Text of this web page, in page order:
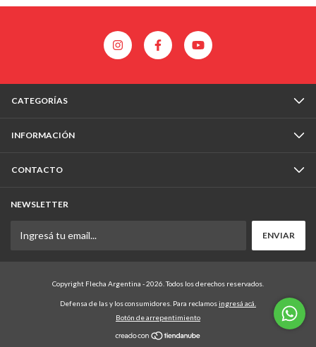
CATEGORÍAS
INFORMACIÓN
CONTACTO
NEWSLETTER
Copyright Flecha Argentina - 2026. Todos los derechos reservados.
Defensa de las y los consumidores. Para reclamosingresá acá.
Botón de arrepentimiento